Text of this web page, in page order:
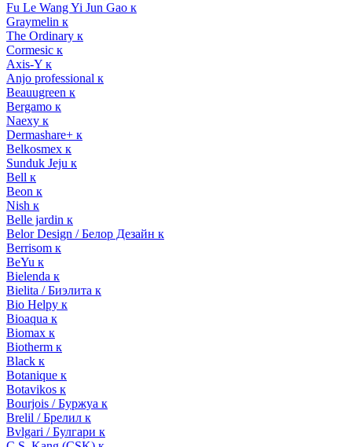
Fu Le Wang Yi Jun Gao к
Graymelin к
The Ordinary к
Cormesic к
Axis-Y к
Anjo professional к
Beauugreen к
Bergamo к
Naexy к
Dermashare+ к
Belkosmex к
Sunduk Jeju к
Bell к
Beon к
Nish к
Belle jardin к
Belor Design / Белор Дезайн к
Berrisom к
BeYu к
Bielenda к
Bielita / Биэлита к
Bio Helpy к
Bioaqua к
Biomax к
Biotherm к
Black к
Botanique к
Botavikos к
Bourjois / Буржуа к
Brelil / Брелил к
Bvlgari / Булгари к